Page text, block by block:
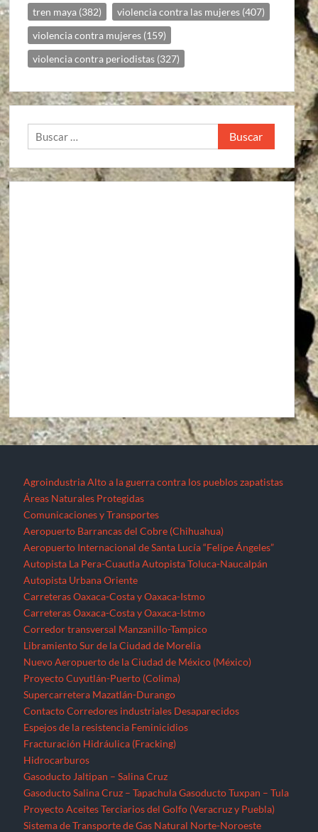
tren maya (382) violencia contra las mujeres (407)
violencia contra mujeres (159)
violencia contra periodistas (327)
Buscar:
Agroindustria Alto a la guerra contra los pueblos zapatistas
Áreas Naturales Protegidas
Comunicaciones y Transportes
Aeropuerto Barrancas del Cobre (Chihuahua)
Aeropuerto Internacional de Santa Lucía “Felipe Ángeles”
Autopista La Pera-Cuautla Autopista Toluca-Naucalpán
Autopista Urbana Oriente
Carreteras Oaxaca-Costa y Oaxaca-Istmo
Carreteras Oaxaca-Costa y Oaxaca-Istmo
Corredor transversal Manzanillo-Tampico
Libramiento Sur de la Ciudad de Morelia
Nuevo Aeropuerto de la Ciudad de México (México)
Proyecto Cuyutlán-Puerto (Colima)
Supercarretera Mazatlán-Durango
Contacto Corredores industriales Desaparecidos
Espejos de la resistencia Feminicidios
Fracturación Hidráulica (Fracking)
Hidrocarburos
Gasoducto Jaltipan – Salina Cruz
Gasoducto Salina Cruz – Tapachula Gasoducto Tuxpan – Tula
Proyecto Aceites Terciarios del Golfo (Veracruz y Puebla)
Sistema de Transporte de Gas Natural Norte-Noroeste